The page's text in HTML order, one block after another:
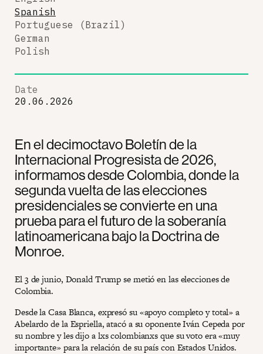
En el decimoctavo Boletín de la
Internacional Progresista de 2026,
informamos desde Colombia, donde la
segunda vuelta de las elecciones
presidenciales se convierte en una
prueba para el futuro de la soberanía
latinoamericana bajo la Doctrina de
Monroe.
El 3 de junio, Donald Trump se metió en las elecciones de
Colombia.
Desde la Casa Blanca, expresó su «apoyo completo y total» a
Abelardo de la Espriella, atacó a su oponente Iván Cepeda por
su nombre y les dijo a lxs colombianxs que su voto era «muy
importante» para la relación de su país con Estados Unidos.
Spanish
Portuguese (Brazil)
German
Polish
Date
20.06.2026